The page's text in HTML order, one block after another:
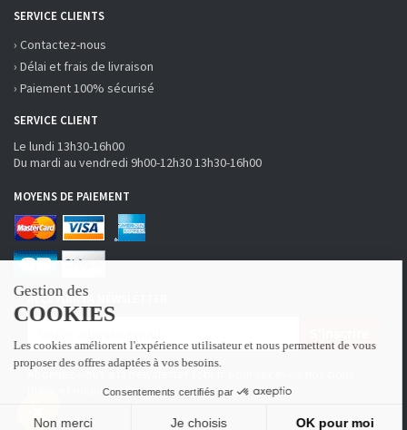
SERVICE CLIENTS
› Contactez-nous
› Délai et frais de livraison
› Paiement 100% sécurisé
SERVICE CLIENT
Le lundi 13h30-16h00
Du mardi au vendredi 9h00-12h30 13h30-16h00
MOYENS DE PAIEMENT
RECEVOIR LA NEWSLETTER
Abonnez-vous à la newsletter fobi.fr pour recevoir nos bons
plans et nouveautés